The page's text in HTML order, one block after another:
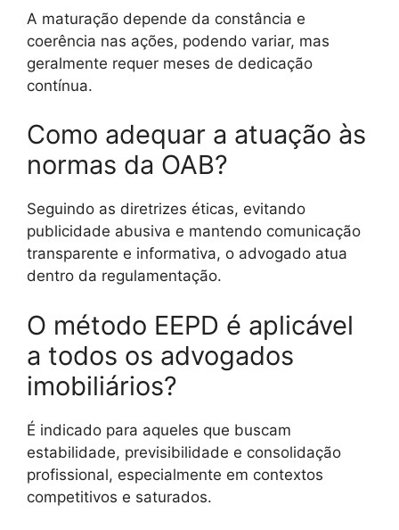
A maturação depende da constância e
coerência nas ações, podendo variar, mas
geralmente requer meses de dedicação
contínua.
Como adequar a atuação às
normas da OAB?
Seguindo as diretrizes éticas, evitando
publicidade abusiva e mantendo comunicação
transparente e informativa, o advogado atua
dentro da regulamentação.
O método EEPD é aplicável
a todos os advogados
imobiliários?
É indicado para aqueles que buscam
estabilidade, previsibilidade e consolidação
profissional, especialmente em contextos
competitivos e saturados.